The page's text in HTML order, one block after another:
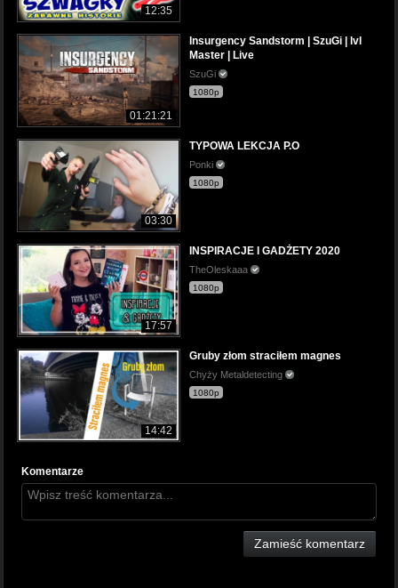
12:35
01:21:21
Insurgency Sandstorm | SzuGi | lvl
Master | Live
SzuGi
1080p
03:30
TYPOWA LEKCJA P.O
Ponki
1080p
17:57
INSPIRACJE I GADŻETY 2020
TheOleskaaa
1080p
14:42
Gruby złom straciłem magnes
Chyży Metaldetecting
1080p
Komentarze
Zamieść komentarz